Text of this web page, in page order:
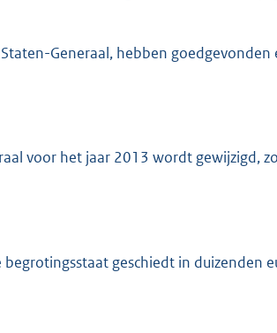
Generaal, hebben
voor het jaar 2013 wordt gewijzigd,
geschiedt in duizenden